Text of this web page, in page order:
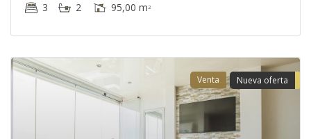
3 2 95,00 m2
Venta Nueva oferta